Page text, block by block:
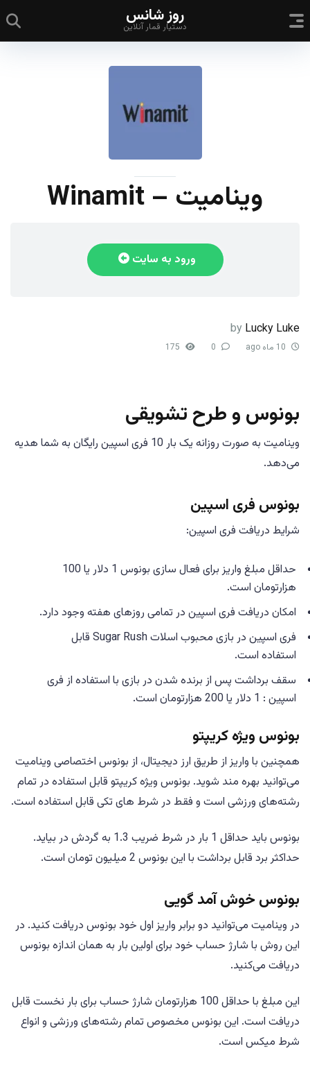
روز شانس
دستیار قمار آنلاین
وینامیت – Winamit
ورود به سایت
by Lucky Luke
بونوس و طرح تشویقی
وینامیت به صورت روزانه یک بار 10 فری اسپین رایگان به شما هدیه
می‌دهد.
بونوس فری اسپین
شرایط دریافت فری اسپین:
حداقل مبلغ واریز برای فعال سازی بونوس 1 دلار یا 100
هزارتومان است.
امکان دریافت فری اسپین در تمامی روزهای هفته وجود دارد.
فری اسپین در بازی محبوب اسلات Sugar Rush قابل
استفاده است.
سقف برداشت پس از برنده شدن در بازی با استفاده از فری
اسپین : 1 دلار یا 200 هزارتومان است.
بونوس ویژه کریپتو
همچنین با واریز از طریق ارز دیجیتال، از بونوس اختصاصی وینامیت
می‌توانید بهره مند شوید. بونوس ویژه کریپتو قابل استفاده در تمام
رشته‌های ورزشی است و فقط در شرط های تکی قابل استفاده است.
بونوس باید حداقل 1 بار در شرط ضریب 1.3 به گردش در بیاید.
حداکثر برد قابل برداشت با این بونوس 2 میلیون تومان است.
بونوس خوش آمد گویی
در وینامیت می‌توانید دو برابر واریز اول خود بونوس دریافت کنید. در
این روش با شارژ حساب خود برای اولین بار به همان اندازه بونوس
دریافت می‌کنید.
این مبلغ با حداقل 100 هزارتومان شارژ حساب برای بار نخست قابل
دریافت است. این بونوس مخصوص تمام رشته‌های ورزشی و انواع
شرط میکس است.